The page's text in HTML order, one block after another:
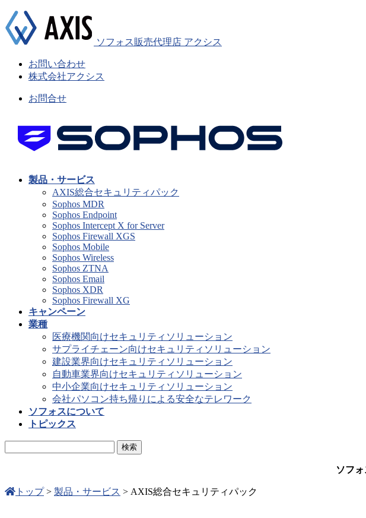
ソフォス販売代理店 アクシス
お問い合わせ
株式会社アクシス
お問合せ
製品・サービス
AXIS総合セキュリティパック
Sophos MDR
Sophos Endpoint
Sophos Intercept X for Server
Sophos Firewall XGS
Sophos Mobile
Sophos Wireless
Sophos ZTNA
Sophos Email
Sophos XDR
Sophos Firewall XG
キャンペーン
業種
医療機関向けセキュリティソリューション
サプライチェーン向けセキュリティソリューション
建設業界向けセキュリティソリューション
自動車業界向けセキュリティソリューション
中小企業向けセキュリティソリューション
会社パソコン持ち帰りによる安全なテレワーク
ソフォスについて
トピックス
ソフ
トップ> 製品・サービス > AXIS総合セキュリティパック